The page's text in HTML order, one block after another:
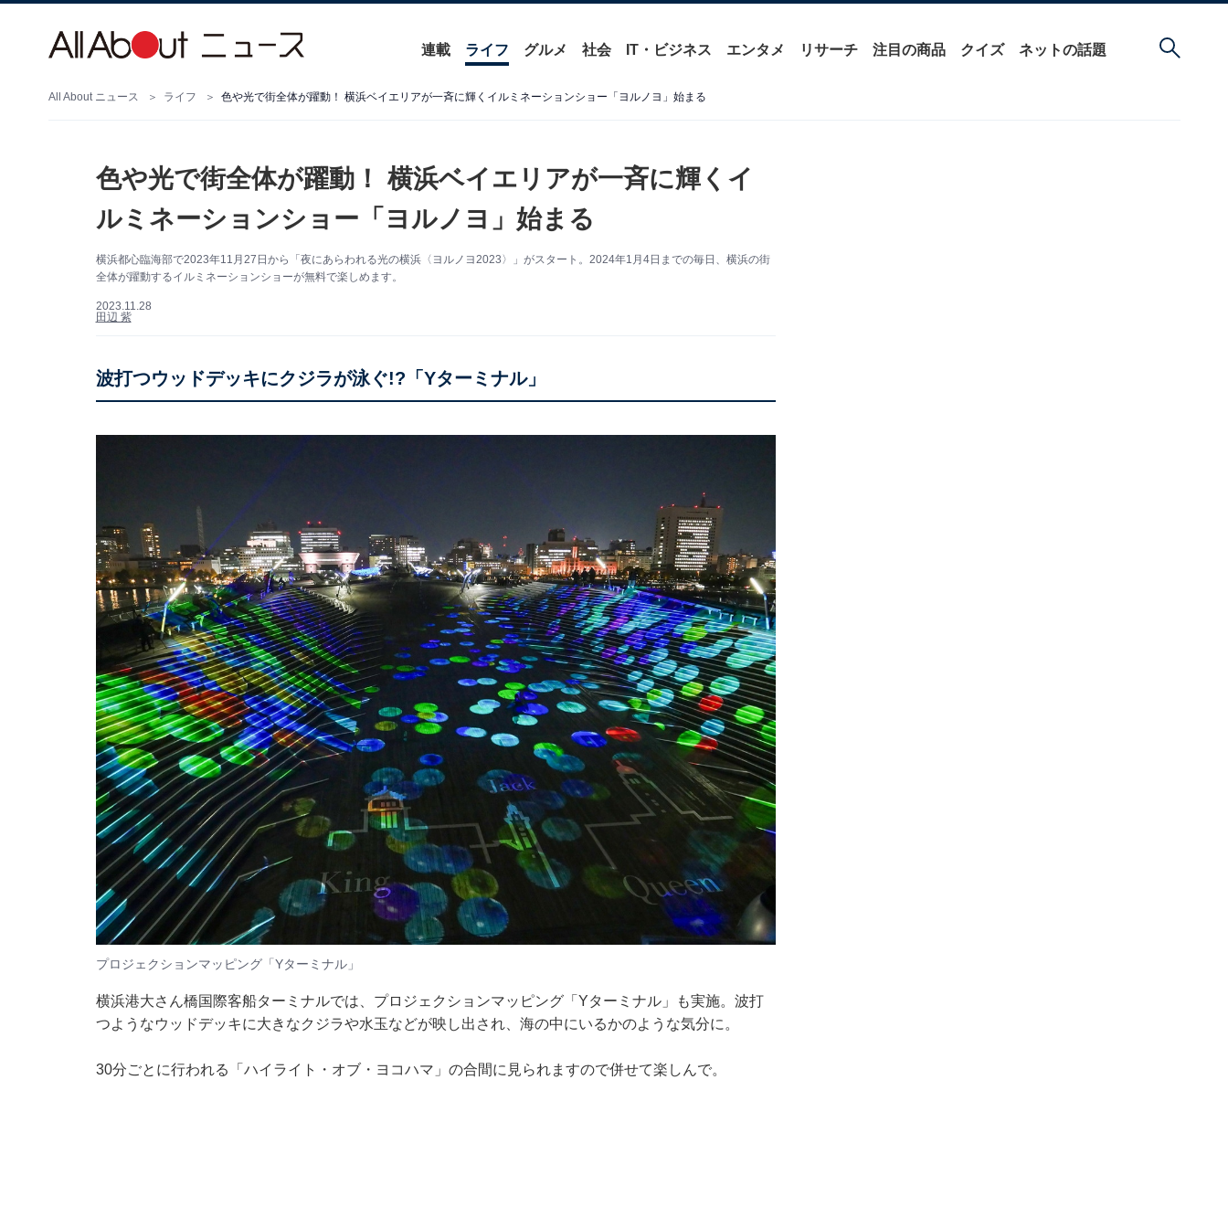
連載 ライフ グルメ 社会 IT・ビジネス エンタメ リサーチ 注目の商品 クイズ ネットの話題
All About ニュース ライフ 色や光で街全体が躍動！ 横浜ベイエリアが一斉に輝くイルミネーションショー「ヨルノヨ」始まる
色や光で街全体が躍動！ 横浜ベイエリアが一斉に輝くイ
ルミネーションショー「ヨルノヨ」始まる
横浜都心臨海部で2023年11月27日から「夜にあらわれる光の横浜〈ヨルノヨ2023〉」がスタート。2024年1月4日までの毎日、横浜の街
全体が躍動するイルミネーションショーが無料で楽しめます。
2023.11.28
田辺 紫
波打つウッドデッキにクジラが泳ぐ!?「Yターミナル」
プロジェクションマッピング「Yターミナル」
横浜港大さん橋国際客船ターミナルでは、プロジェクションマッピング「Yターミナル」も実施。波打
つようなウッドデッキに大きなクジラや水玉などが映し出され、海の中にいるかのような気分に。
30分ごとに行われる「ハイライト・オブ・ヨコハマ」の合間に見られますので併せて楽しんで。